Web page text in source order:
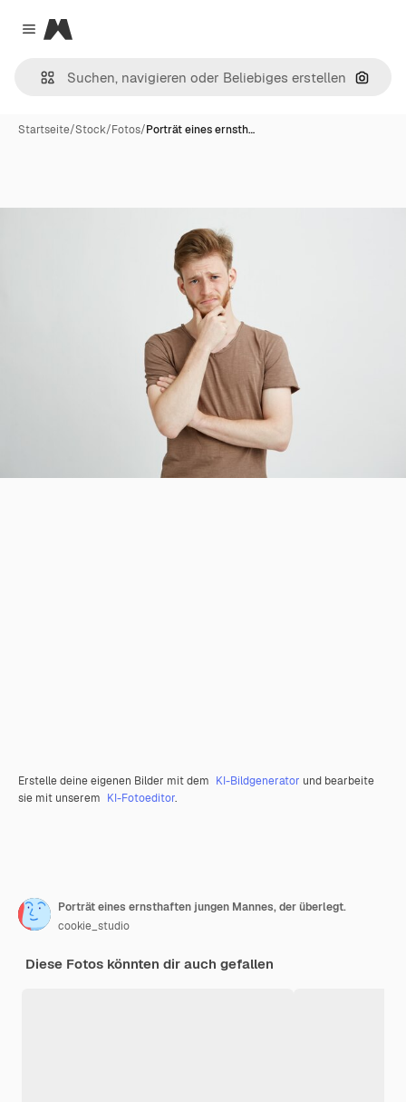
Close menu
Magnific
Nach
Startseite/Stock/Fotos/Porträt eines ernsth…
Erstelle deine eigenen Bilder mit dem KI-Bildgenerator und bearbeite
sie mit unserem KI-Fotoeditor.
Porträt eines ernsthaften jungen Mannes, der überlegt.
cookie_studio
Diese Fotos könnten dir auch gefallen